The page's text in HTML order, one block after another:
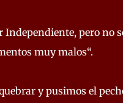
pero no
muy malos“.
y pusimos el